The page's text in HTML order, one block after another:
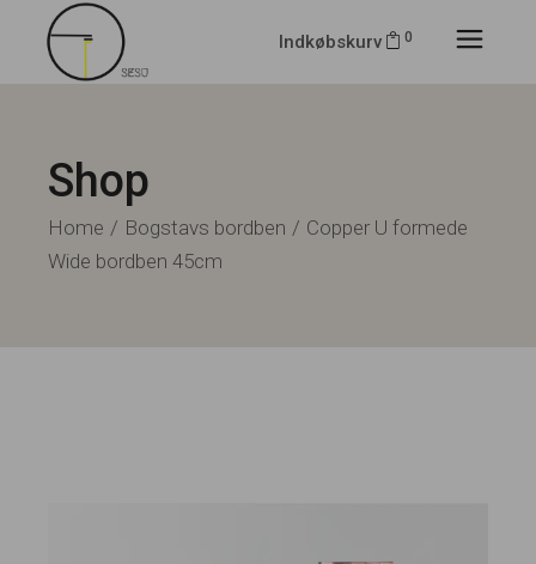
Indkøbskurv 0
Shop
Home Bogstavs bordben
Copper U formede
Wide bordben 45cm